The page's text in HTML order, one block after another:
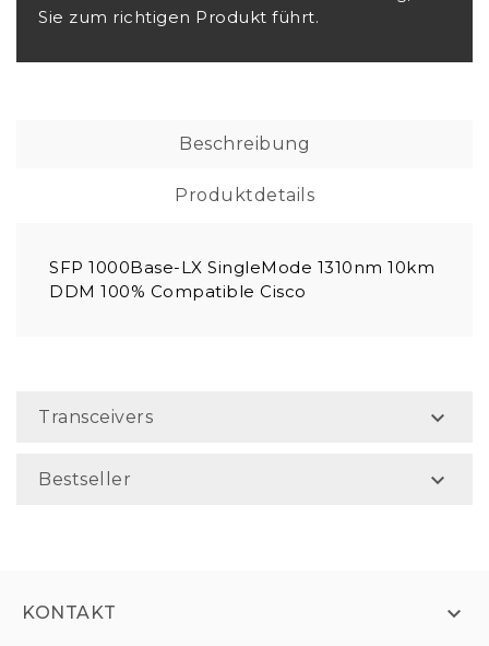
Sie zum richtigen Produkt führt.
Beschreibung
Produktdetails
SFP 1000Base-LX SingleMode 1310nm 10km
DDM 100% Compatible Cisco
Transceivers 
Bestseller 
KONTAKT
